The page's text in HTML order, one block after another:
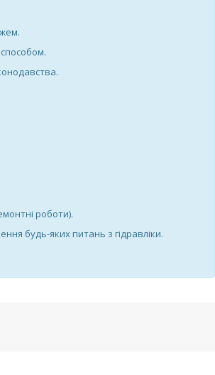
роботи).
будь-яких питань з гідравліки.